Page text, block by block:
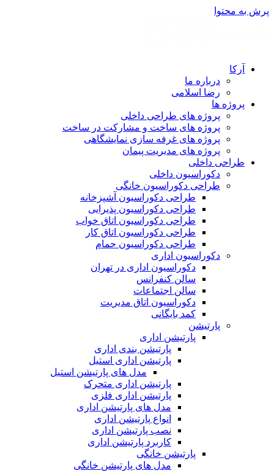
پرش به محتوا
آرکا
درباره ما
رضا اسلامی
پروژه ها
پروژه های طراحی داخلی
پروژه های ساخت و مشارکت در ساخت
پروژه های غرفه سازی نمایشگاهی
پروژه های مدیریت پیمان
طراحی داخلی
دکوراسیون داخلی
طراحی دکوراسیون خانگی
طراحی دکوراسیون آشپزخانه
طراحی دکوراسیون پذیرایی
طراحی دکوراسیون اتاق خواب
طراحی دکوراسیون اتاق کار
طراحی دکوراسیون حمام
دکوراسیون اداری
دکوراسیون اداری در تهران
سالن کنفرانس
سالن اجتماعات
دکوراسیون اتاق مدیریت
کمد بایگانی
پارتیشن
پارتیشن اداری
پارتیشن بندی اداری
پارتیشن اداری استیل
مدل های پارتیشن استیل
پارتیشن اداری متحرک
پارتیشن اداری فلزی
مدل های پارتیشن اداری
انواع پارتیشن اداری
نصب پارتیشن اداری
کاربرد پارتیشن اداری
پارتیشن خانگی
مدل های پارتیشن خانگی